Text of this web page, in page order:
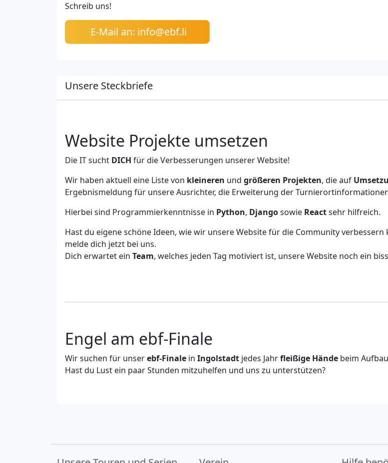
Schreib uns!
E-Mail an: info@ebf.li
Unsere Steckbriefe
Website Projekte umsetzen
Die IT sucht DICH für die Verbesserungen unserer Website!
Wir haben aktuell eine Liste von kleineren und größeren Projekten, die auf
Ergebnismeldung für unsere Ausrichter, die Erweiterung der
Hierbei sind Programmierkenntnisse in Python, Djangosowie Reactsehr hilfreich.
Hast du eigene schöne Ideen, wie wir unsere Website für die Community
melde dich jetzt bei uns.
Dich erwartet ein Team, welches jeden Tag motiviert ist, unsere Website noch ein
Engel am ebf-Finale
Wir suchen für unserebf-Finale in Ingolstadt jedes Jahrfleißige Hände beim
Hast du Lust ein paar Stunden mitzuhelfen und uns zu unterstützen?